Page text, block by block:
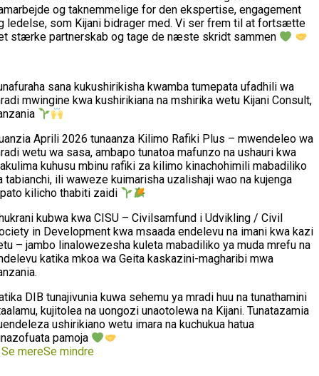
og taknemmelige for den ekspertise, engagement
ledelse, som Kijani bidrager med. Vi ser frem til at fortsætte
stærke partnerskab og tage de næste skridt sammen
sana kukushirikisha kwamba tumepata ufadhili wa
mwingine kwa kushirikiana na mshirika wetu Kijani Consult,
Aprili 2026 tunaanza Kilimo Rafiki Plus – mwendeleo wa
wetu wa sasa, ambapo tunatoa mafunzo na ushauri kwa
kuhusu mbinu rafiki za kilimo kinachohimili mabadiliko
tabianchi, ili waweze kuimarisha uzalishaji wao na kujenga
kilicho thabiti zaidi
kubwa kwa CISU – Civilsamfund i Udvikling / Civil
in Development kwa msaada endelevu na imani kwa kazi
– jambo linalowezesha kuleta mabadiliko ya muda mrefu na
katika mkoa wa Geita kaskazini-magharibi mwa
DIB tunajivunia kuwa sehemu ya mradi huu na tunathamini
kujitolea na uongozi unaotolewa na Kijani. Tunatazamia
ushirikiano wetu imara na kuchukua hatua
pamoja
Se mereSe mindre